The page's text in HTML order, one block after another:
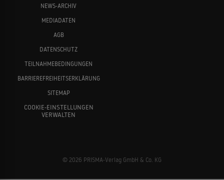
NEWS-ARCHIV
MEDIADATEN
AGB
DATENSCHUTZ
TEILNAHMEBEDINGUNGEN
BARRIEREFREIHEITSERKLÄRUNG
SITEMAP
COOKIE-EINSTELLUNGEN
VERWALTEN
© 2026 PRISMA-Verlag GmbH & Co. KG